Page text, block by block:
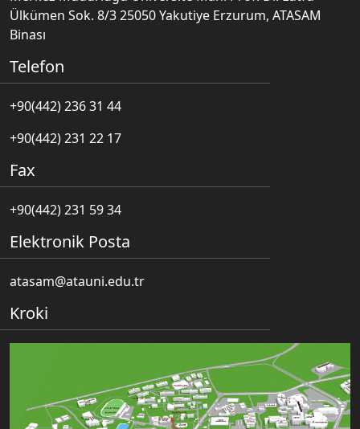
Ülkümen Sok. 8/3 25050 Yakutiye Erzurum, ATASAM
Binası
Telefon
+90(442) 236 31 44
+90(442) 231 22 17
Fax
+90(442) 231 59 34
Elektronik Posta
atasam@atauni.edu.tr
Kroki